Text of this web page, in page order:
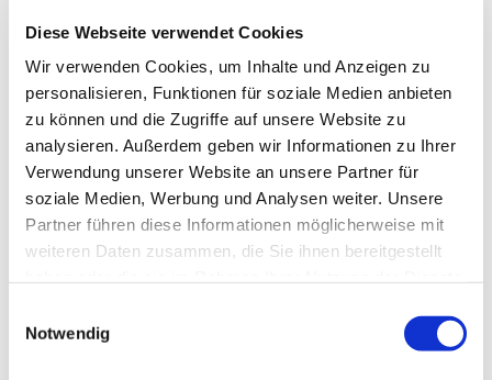
Diese Webseite verwendet Cookies
Wir verwenden Cookies, um Inhalte und Anzeigen zu
personalisieren, Funktionen für soziale Medien anbieten
zu können und die Zugriffe auf unsere Website zu
analysieren. Außerdem geben wir Informationen zu Ihrer
Verwendung unserer Website an unsere Partner für
soziale Medien, Werbung und Analysen weiter. Unsere
Partner führen diese Informationen möglicherweise mit
weiteren Daten zusammen, die Sie ihnen bereitgestellt
Notwendig